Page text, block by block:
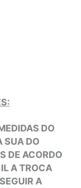
DO
SUA DO
DE ACORDO
A TROCA
A